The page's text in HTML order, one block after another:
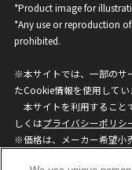
*Product image for
*Any use or reproduction
prohibited.
※本サイトでは、一部のサ
たCookie情報を使用してい
本サイトを利用すること
しくはプライバシーポリシ
※価格は、メーカー希望小